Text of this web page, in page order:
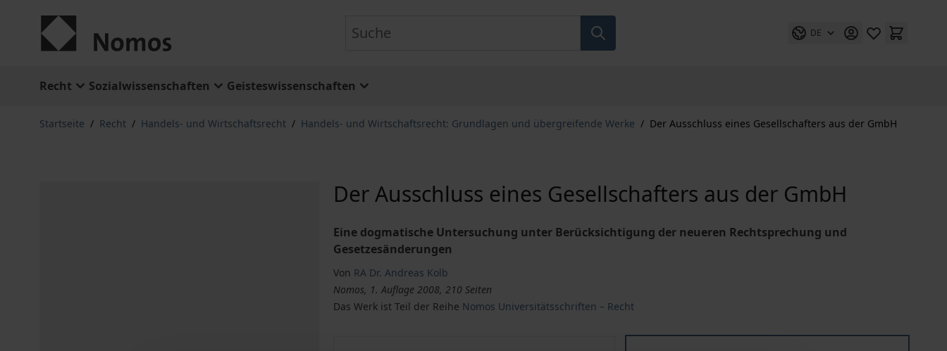
DE
Recht Sozialwissenschaften Geisteswissenschaften
Startseite / Recht / Handels- und Wirtschaftsrecht / Handels- und Wirtschaftsrecht: Grundlagen und übergreifende Werke / Der Ausschluss eines Gesellschafters aus der GmbH
Der Ausschluss eines Gesellschafters aus der GmbH
Eine dogmatische Untersuchung unter Berücksichtigung der neueren Rechtsprechung und
Gesetzesänderungen
Von RA Dr. Andreas Kolb
Nomos, 1. Auflage 2008, 210 Seiten
Das Werk ist Teil der Reihe Nomos Universitätsschriften – Recht